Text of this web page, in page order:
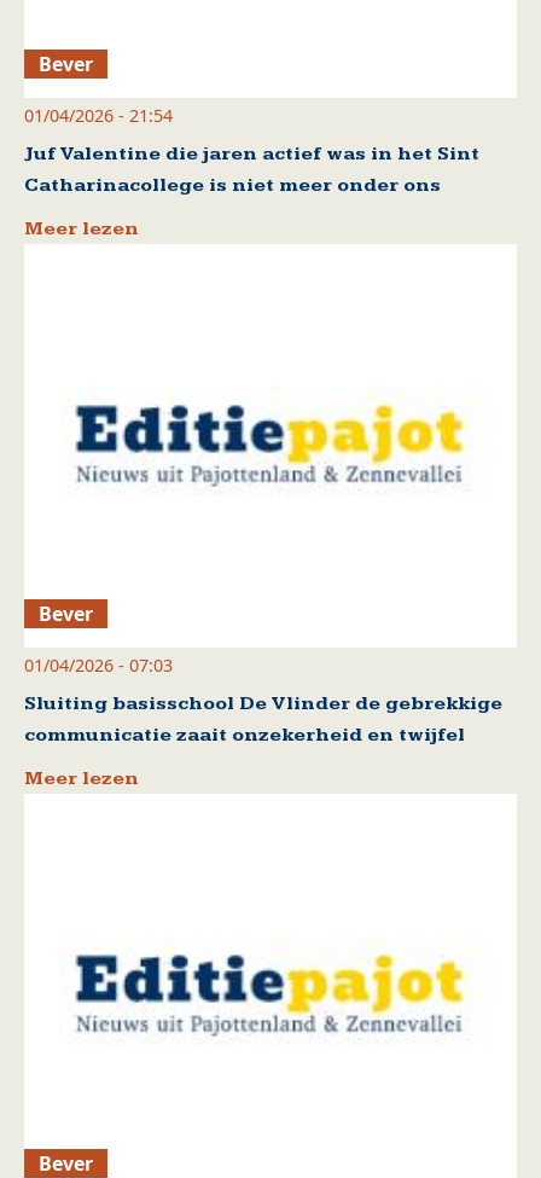
Bever
01/04/2026 - 21:54
Juf Valentine die jaren actief was in het Sint
Catharinacollege is niet meer onder ons
Meer lezen
Bever
01/04/2026 - 07:03
Sluiting basisschool De Vlinder de gebrekkige
communicatie zaait onzekerheid en twijfel
Meer lezen
Bever